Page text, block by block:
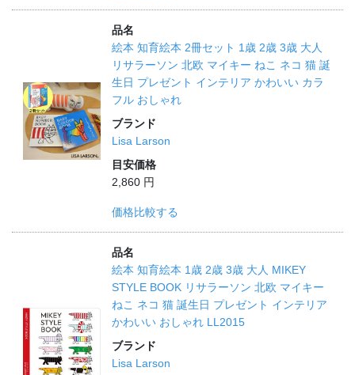
品名
絵本 知育絵本 2冊セット 1歳 2歳 3歳 大人
リサラーソン 北欧 マイキー ねこ ネコ 猫 誕
生日 プレゼント インテリア かわいい カラ
フル おしゃれ
ブランド
Lisa Larson
目安価格
2,860 円
価格比較する
品名
絵本 知育絵本 1歳 2歳 3歳 大人 MIKEY
STYLE BOOK リサラーソン 北欧 マイキー
ねこ ネコ 猫 誕生日 プレゼント インテリア
かわいい おしゃれ LL2015
ブランド
Lisa Larson